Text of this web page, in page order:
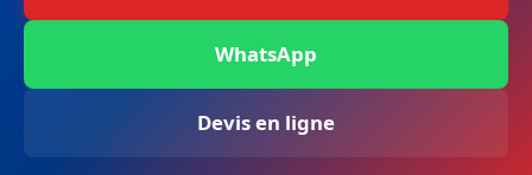
WhatsApp
Devis en ligne